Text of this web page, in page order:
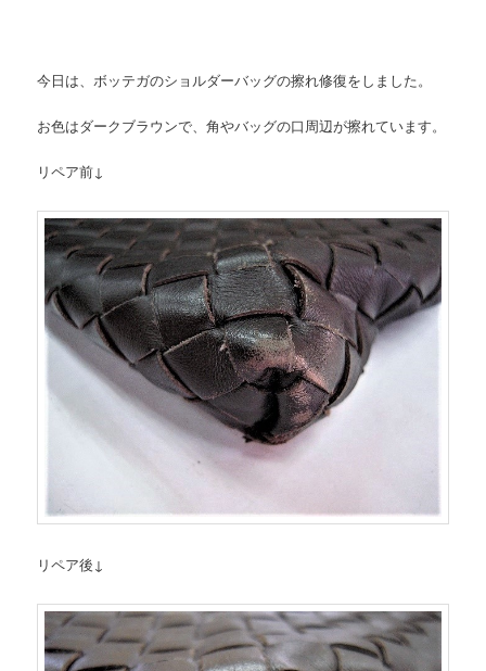
今日は、ボッテガのショルダーバッグの擦れ修復をしました。
お色はダークブラウンで、角やバッグの口周辺が擦れています。
リペア前↓
リペア後↓